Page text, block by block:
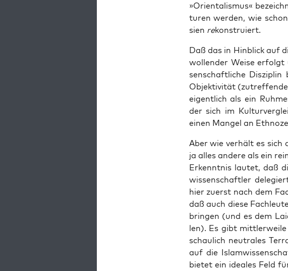
»Ori­en­ta­lis­mus«
tu­ren wer­den, wie
sien rekon­stru­iert.
Daß das in Hin­blick auf
wol­len­der Wei­se
sen­schaft­li­che
Objek­ti­vi­tät (zutref­fen­de
eigent­lich als ein
der sich im
einen Man­gel an
Aber wie ver­hält es sich
ja alles ande­re als ein
Erkennt­nis lau­tet, daß
wis­sen­schaft­ler
hier zuerst nach dem
daß auch die­se
brin­gen (und es dem
len). Es gibt
schau­lich neu­tra­les
auf die
bie­tet ein idea­les Feld